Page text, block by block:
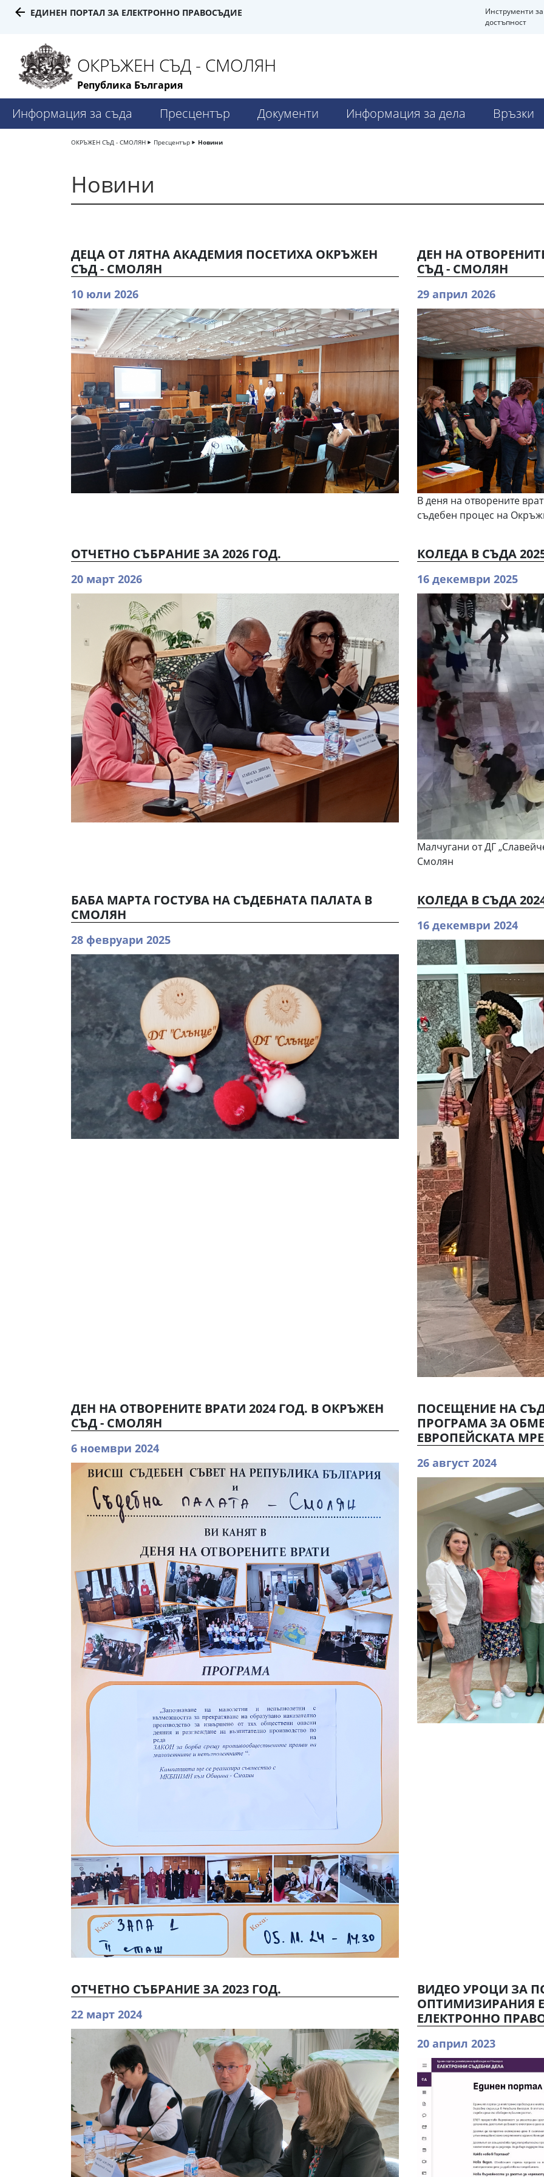
ЕДИНЕН ПОРТАЛ ЗА ЕЛЕКТРОННО ПРАВОСЪДИЕ
Инструменти за
достъпност
ОКРЪЖЕН СЪД - СМОЛЯН
Република България
Информация за съда Пресцентър Документи Информация за дела Връзки
ОКРЪЖЕН СЪД - СМОЛЯН Пресцентър Новини
Новини
ДЕЦА ОТ ЛЯТНА АКАДЕМИЯ ПОСЕТИХА ОКРЪЖЕН
СЪД - СМОЛЯН
10 юли 2026
ДЕН НА
СЪД - СМОЛЯН
29 април 2026
В деня на отворените
съдебен процес на
ОТЧЕТНО СЪБРАНИЕ ЗА 2026 ГОД.
20 март 2026
КОЛЕДА В СЪДА
16 декември 2025
Малчугани от ДГ
Смолян
БАБА МАРТА ГОСТУВА НА СЪДЕБНАТА ПАЛАТА В
СМОЛЯН
28 февруари 2025
КОЛЕДА В СЪДА
16 декември 2024
ДЕН НА ОТВОРЕНИТЕ ВРАТИ 2024 ГОД. В ОКРЪЖЕН
СЪД - СМОЛЯН
6 ноември 2024
ПОСЕЩЕНИЕ НА
ПРОГРАМА ЗА
ЕВРОПЕЙСКАТА
26 август 2024
ОТЧЕТНО СЪБРАНИЕ ЗА 2023 ГОД.
22 март 2024
ВИДЕО УРОЦИ ЗА
ОПТИМИЗИРАНИЯ
ЕЛЕКТРОННО
20 април 2023